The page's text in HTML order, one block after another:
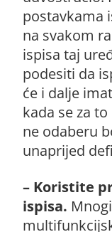
postavkama
na svakom
ispisa taj
podesiti da
će i dalje
kada se za
ne odaberu
unaprijed
– Koristite
ispisa.